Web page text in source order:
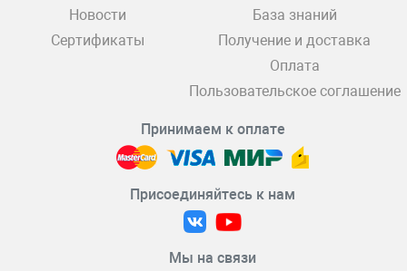
Новости
Сертификаты
База знаний
Получение и доставка
Оплата
Пользовательское соглашение
Принимаем к оплате
Присоединяйтесь к нам
Мы на связи